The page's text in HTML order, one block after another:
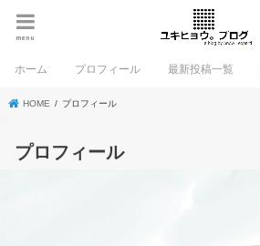
menu
ホーム プロフィール 最新投稿一覧
HOME プロフィール
プロフィール